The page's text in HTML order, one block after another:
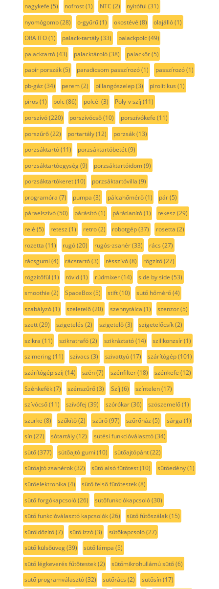
nagykefe (5) nofrost(1) NTC (2) nyitófül (31)
nyomógomb(28) o-gyűrű(1) okostévé (8) olajálló(1)
ORA ITO(1) palack-tartály(33) palackpolc(49)
palacktartó(43) palacktároló(38) palackőr(5)
papír porszák(5) paradicsom passzírozó(1) passzírozó(1)
pb-gáz (34) perem(2) pillangószelep(3) pirolitikus (1)
piros (1) polc(86) polcél (3) Poly-v szíj (11)
porszívó(220) porszívócső(10) porszívókefe (11)
porszűrő(22) portartály(12) porzsák(13)
porzsáktartó(11) porzsáktartóbetét(9)
porzsáktartóegység(9) porzsáktartóidom(9)
porzsáktartókeret(10) porzsáktartóvilla (9)
programóra (7) pumpa (3) pálcahőmérő(1) pár(5)
páraelszívó(50) párásító(1) párátlanító(1) rekesz (29)
relé (5) retesz (1) retro(2) robotgép(37) rosetta (2)
rozetta (11) rugó(20) rugós-zsanér(33) rács (27)
rácsgumi (4) rácstartó(3) résszívó(8) rögzítő(27)
rögzítőfül (1) rövid(1) rúdmixer(14) side by side (53)
smoothie (2) SpaceBox(5) stift(10) sutő hőmérő(4)
szabályzó(1) szeletelő(20) szennytálca (1) szenzor(5)
szett(29) szigetelés (2) szigetelő(3) szigetelőcsík(2)
szikra (11) szikratrafó(2) szikráztató(14) szilikonzsír(1)
szimering(11) szivacs (3) szivattyú(17) szárítógép(101)
szárítógép szíj (14) szén(7) szénfilter(18) szénkefe (12)
Szénkefék(7) szénszűrő(3) Szíj (6) színtelen(17)
szívócső(11) szívófej (39) szórókar(36) szöszemelő(1)
szürke (8) szűkítő(2) szűrő(97) szűrőház (5) sárga (1)
sín(27) sótartály(12) sütési funkcióválasztó(34)
sütő(377) sütőajtó gumi (10) sütőajtópánt(22)
sütőajtó zsanérok(32) sütő alsó fűtőtest(10) sütőedény(1)
sütőelektronika (4) sütő felső fűtőtestek(8)
sütő forgókapcsoló(26) sütőfunkciókapcsoló(30)
sütő funkcióválasztó kapcsolók(26) sütő fűtőszálak(15)
sütőidőzítő(7) sütő izzó(3) sütőkapcsoló(27)
sütő külsőüveg(39) sütő lámpa (5)
sütő légkeverés fűtőtestek(2) sütőmikrohullámú sütő(6)
sütő programválasztó(32) sütőrács (2) sütősín(17)